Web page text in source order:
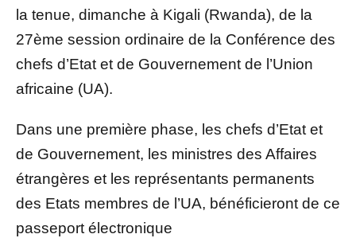
la tenue, dimanche à Kigali (Rwanda), de la
27ème session ordinaire de la Conférence des
chefs d’Etat et de Gouvernement de l’Union
africaine (UA).
Dans une première phase, les chefs d’Etat et
de Gouvernement, les ministres des Affaires
étrangères et les représentants permanents
des Etats membres de l’UA, bénéficieront de ce
passeport électronique